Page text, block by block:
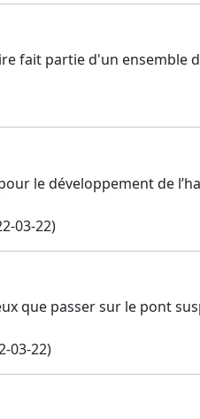
fait partie d'un
le développement de
03-22)
que passer sur le pont
03-22)